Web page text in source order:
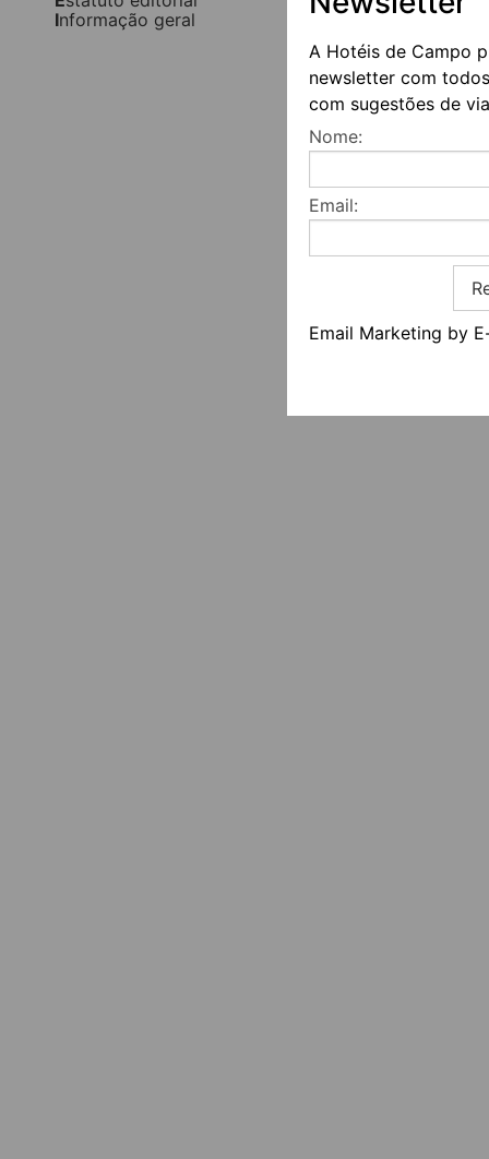
A Hotéis de Campo
newsletter com
com sugestões de
Nome:
Email:
Email Marketing by
Informação geral